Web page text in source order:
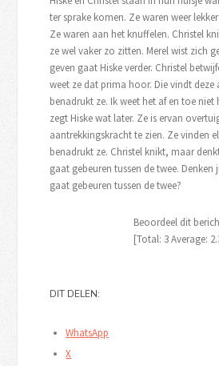
ter sprake komen. Ze waren weer
Ze waren aan het knuffelen. Christel
ze wel vaker zo zitten. Merel wist zich
geven gaat Hiske verder. Christel
weet ze dat prima hoor. Die vindt deze
benadrukt ze. Ik weet het af en toe
zegt Hiske wat later. Ze is ervan
aantrekkingskracht te zien. Ze vinden
benadrukt ze. Christel knikt, maar
gaat gebeuren tussen de twee.
gaat gebeuren tussen de twee?
Beoordeel dit
[Total: 3Average:
DIT DELEN:
WhatsApp
X